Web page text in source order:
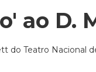
ao D.
do Teatro Nacional